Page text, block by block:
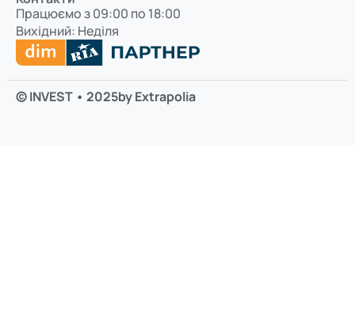
Працюємо з 09:00 по 18:00
Вихідний: Неділя
© INVEST • 2025by Extrapolia